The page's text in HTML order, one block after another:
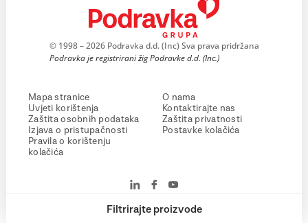
Filtrirajte proizvode
© 1998 – 2026 Podravka d.d. (Inc) Sva prava pridržana
Podravka je registrirani žig Podravke d.d. (Inc.)
Mapa stranice
Uvjeti korištenja
Zaštita osobnih podataka
Izjava o pristupačnosti
Pravila o korištenju
kolačića
O nama
Kontaktirajte nas
Zaštita privatnosti
Postavke kolačića